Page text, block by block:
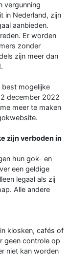
vergunning
in Nederland, zijn
aanbieden.
Er worden
zonder
zijn meer dan
best mogelijke
december 2022
meer te maken
zijn verboden in
hun gok- en
een geldige
legaal als zij
Alle andere
kiosken, cafés of
geen controle op
niet kan worden